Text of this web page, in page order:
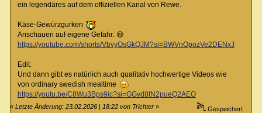
ein legendäres auf dem offiziellen Kanal von Rewe.
Käse-Gewürzgurken
Anschauen auf eigene Gefahr: 😄
https://youtube.com/shorts/VbvyOsGkQJM?si=BWVnOpozVe2DENxJ
Edit:
Und dann gibt es natürlich auch qualitativ hochwertige Videos wie
von ordinary swedish mealtime
https://youtu.be/C8Wu3Bps9ic?si=GGvd8tN2pueQ2AEO
«Letzte Änderung: 23.02.2026 | 18:22 von Trichter » Gespeichert